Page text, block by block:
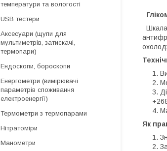
Шкала
Як
температури та вологості
USB тестери
Аксесуари (щупи для
мультиметрів, затискачі,
термопари)
Ендоскопи, бороскопи
Енергометри (вимірювачі
параметрів споживання
електроенергії)
Термометри з термопарами
Нітратоміри
Манометри